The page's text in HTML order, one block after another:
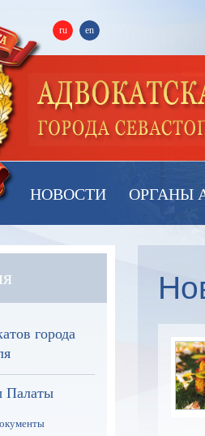
ru en
НОВОСТИ ОРГАНЫ
города
Палаты